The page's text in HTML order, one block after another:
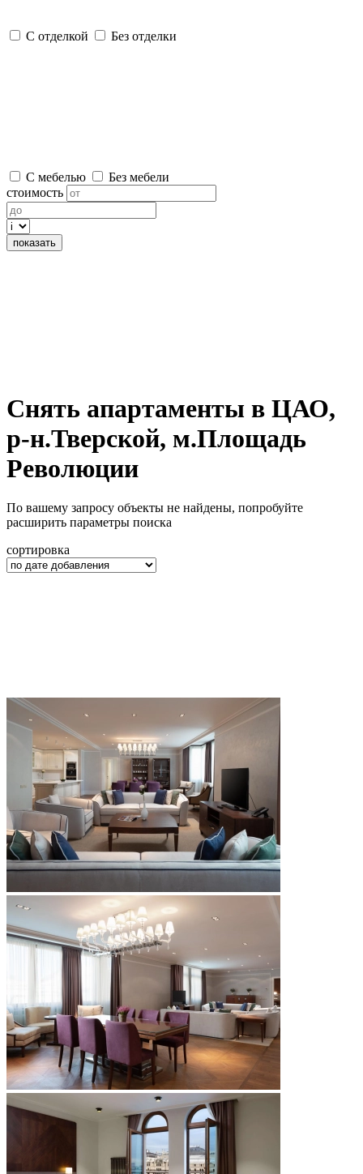
С отделкой Без отделки
С мебелью
Без мебели
стоимость
показать
Снять апартаменты в ЦАО,
р-н.Тверской, м.Площадь
Революции
По вашему запросу объекты не найдены, попробуйте
расширить параметры поиска
сортировка